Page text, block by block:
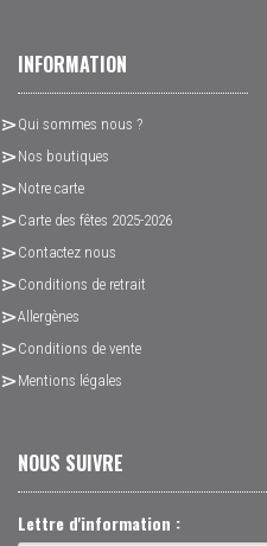
INFORMATION
Qui sommes nous ?
Nos boutiques
Notre carte
Carte des fêtes 2025-2026
Contactez nous
Conditions de retrait
Allergènes
Conditions de vente
Mentions légales
NOUS SUIVRE
Lettre d'information :